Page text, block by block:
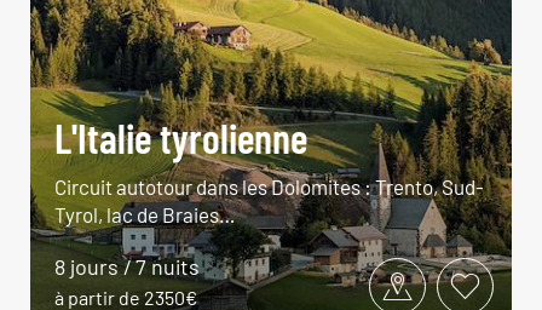
L'Italie tyrolienne
Circuit autotour dans les Dolomites : Trento, Sud-
Tyrol, lac de Braies…
8 jours / 7 nuits
à partir de 2350€